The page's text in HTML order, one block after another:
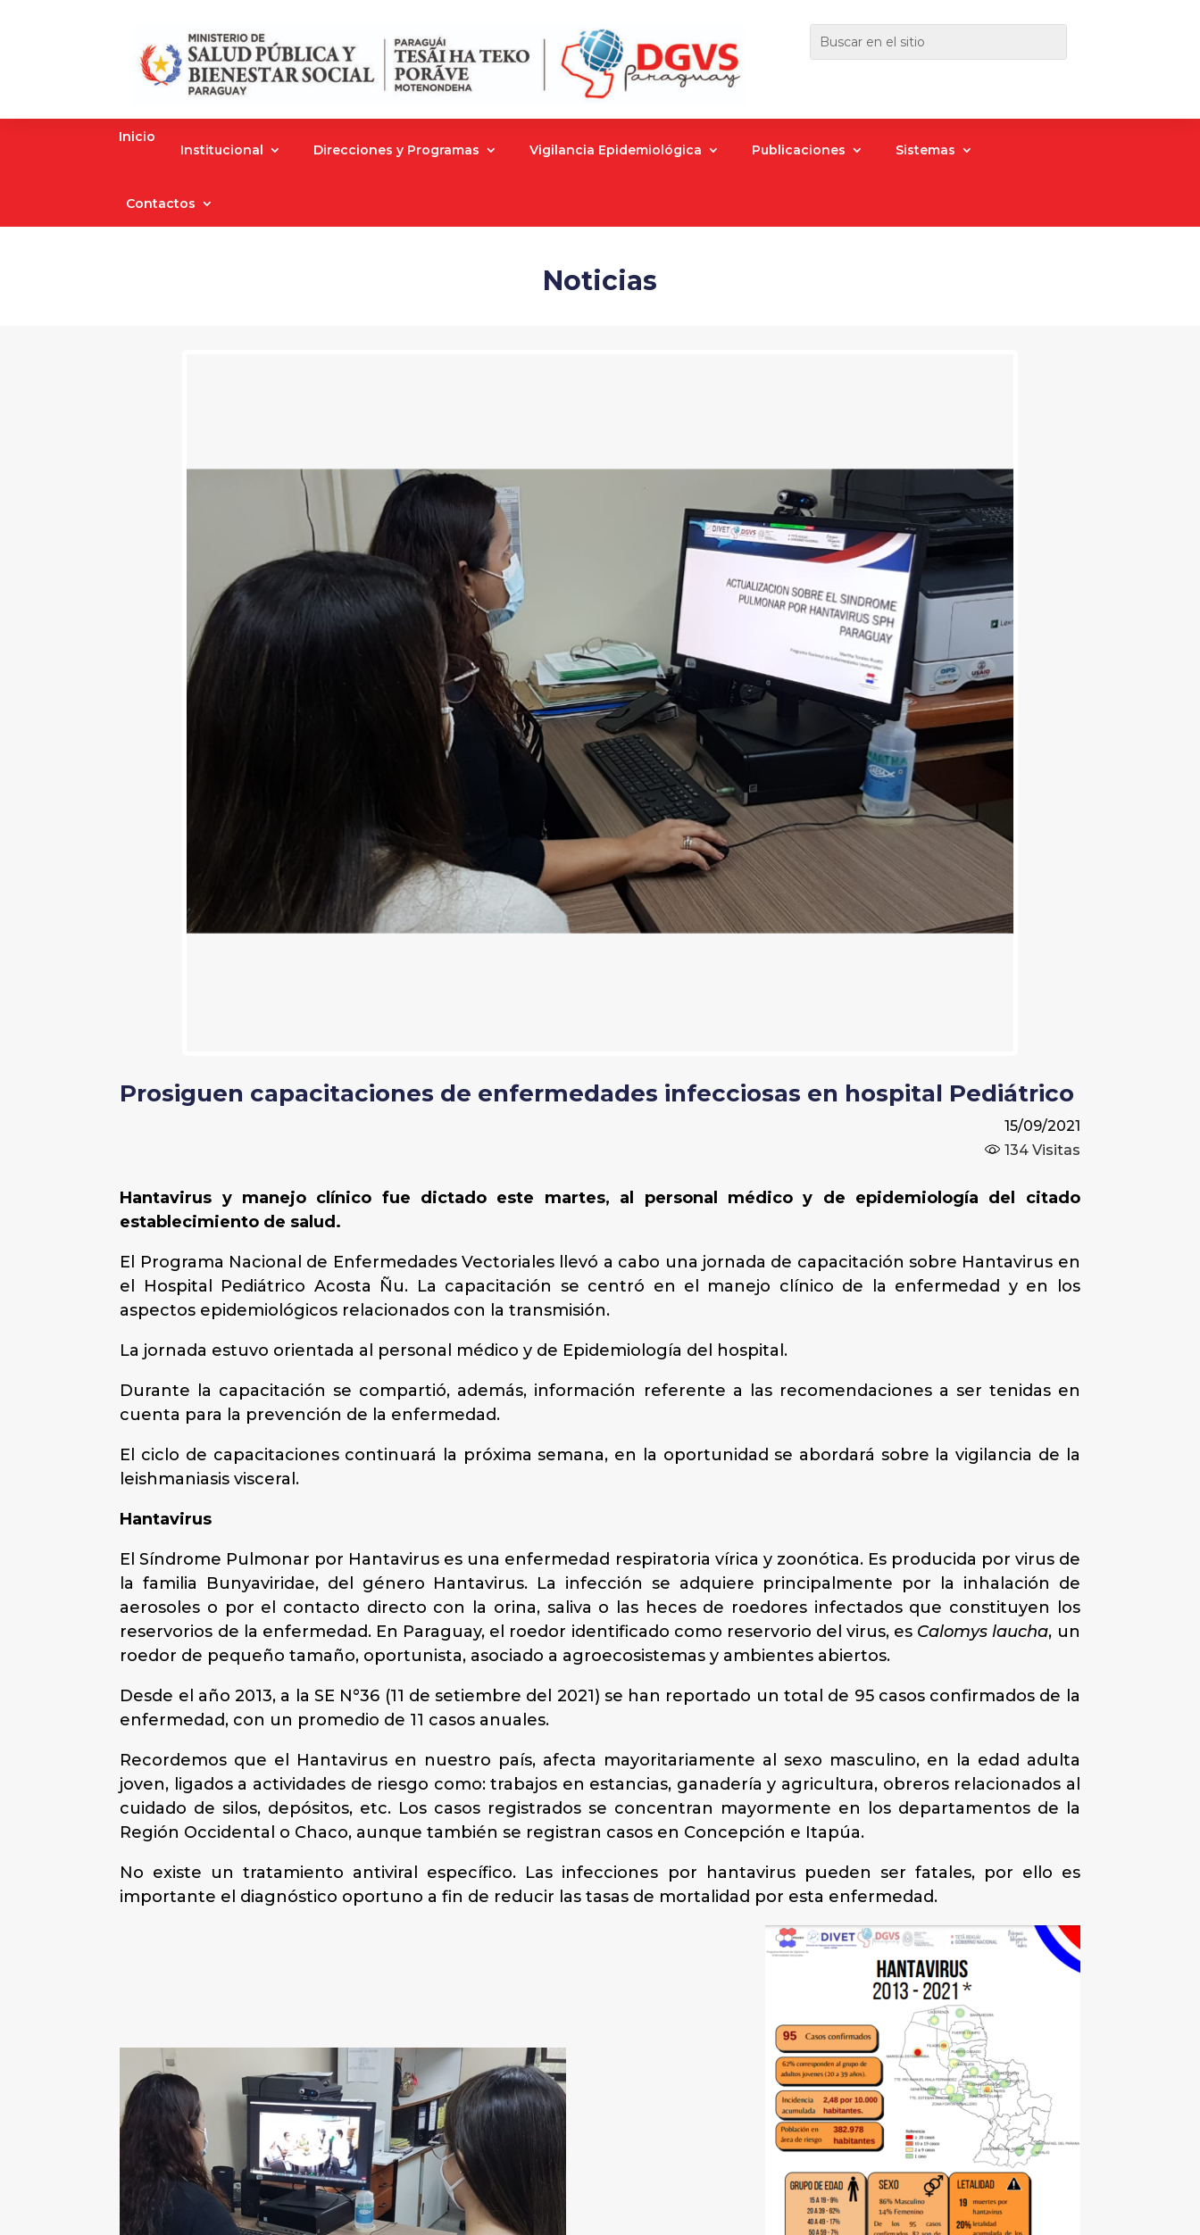
Inicio
Institucional
Direcciones y Programas Vigilancia Epidemiológica Publicaciones Sistemas
Contactos
Noticias
Prosiguen capacitaciones de enfermedades infecciosas en hospital Pediátrico
15/09/2021
134Visitas
Hantavirus y manejo clínico fue dictado este martes, al personal médico y de epidemiología del citado
establecimiento de salud.
El Programa Nacional de Enfermedades Vectoriales llevó a cabo una jornada de capacitación sobre Hantavirus en
el Hospital Pediátrico Acosta Ñu. La capacitación se centró en el manejo clínico de la enfermedad y en los
aspectos epidemiológicos relacionados con la transmisión.
La jornada estuvo orientada al personal médico y de Epidemiología del hospital.
Durante la capacitación se compartió, además, información referente a las recomendaciones a ser tenidas en
cuenta para la prevención de la enfermedad.
El ciclo de capacitaciones continuará la próxima semana, en la oportunidad se abordará sobre la vigilancia de la
leishmaniasis visceral.
Hantavirus
El Síndrome Pulmonar por Hantavirus es una enfermedad respiratoria vírica y zoonótica. Es producida por virus de
la familia Bunyaviridae, del género Hantavirus. La infección se adquiere principalmente por la inhalación de
aerosoles o por el contacto directo con la orina, saliva o las heces de roedores infectados que constituyen los
reservorios de la enfermedad. En Paraguay, el roedor identificado como reservorio del virus, es Calomys laucha, un
roedor de pequeño tamaño, oportunista, asociado a agroecosistemas y ambientes abiertos.
Desde el año 2013, a la SE N°36 (11 de setiembre del 2021) se han reportado un total de 95 casos confirmados de la
enfermedad, con un promedio de 11 casos anuales.
Recordemos que el Hantavirus en nuestro país, afecta mayoritariamente al sexo masculino, en la edad adulta
joven, ligados a actividades de riesgo como: trabajos en estancias, ganadería y agricultura, obreros relacionados al
cuidado de silos, depósitos, etc. Los casos registrados se concentran mayormente en los departamentos de la
Región Occidental o Chaco, aunque también se registran casos en Concepción e Itapúa.
No existe un tratamiento antiviral específico. Las infecciones por hantavirus pueden ser fatales, por ello es
importante el diagnóstico oportuno a fin de reducir las tasas de mortalidad por esta enfermedad.